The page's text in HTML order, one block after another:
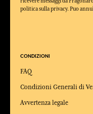
politica sulla privacy. Puo
CONDIZIONI
FAQ
Condizioni Generali di
Avvertenza legale